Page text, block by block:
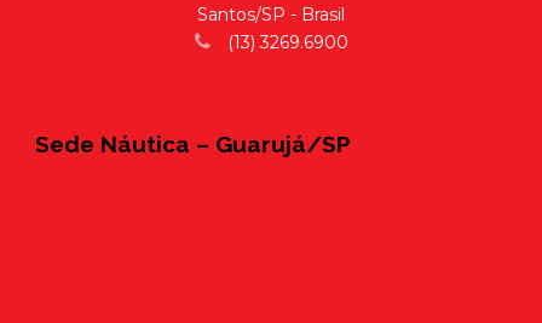
Santos/SP - Brasil
(13) 3269.6900
Sede Náutica – Guarujá/SP